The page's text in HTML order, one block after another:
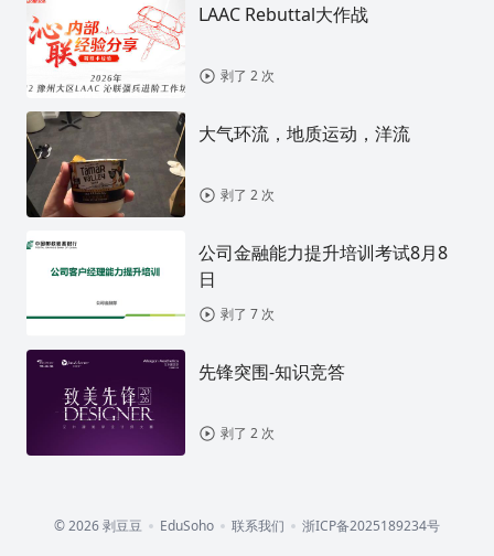
LAAC Rebuttal大作战
剥了 2 次
大气环流，地质运动，洋流
剥了 2 次
公司金融能力提升培训考试8月8
日
剥了 7 次
先锋突围-知识竞答
剥了 2 次
© 2026 剥豆豆 EduSoho 联系我们 浙ICP备2025189234号